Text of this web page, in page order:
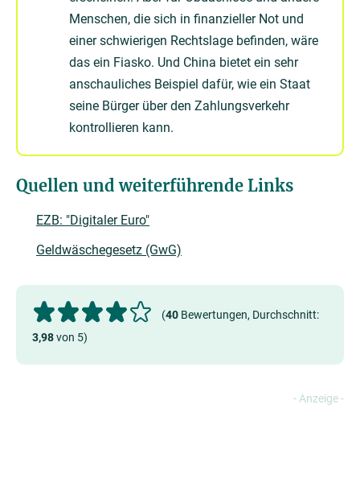
Menschen, die sich in finanzieller Not und
einer schwierigen Rechtslage befinden, wäre
das ein Fiasko. Und China bietet ein sehr
anschauliches Beispiel dafür, wie ein Staat
seine Bürger über den Zahlungsverkehr
kontrollieren kann.
Quellen und weiterführende Links
EZB: "Digitaler Euro"
Geldwäschegesetz (GwG)
(40 Bewertungen, Durchschnitt:
3,98von 5)